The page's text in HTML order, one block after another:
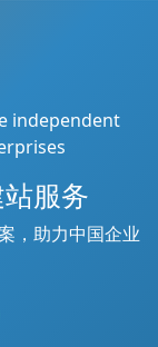
independent
服务
，助力中国企业